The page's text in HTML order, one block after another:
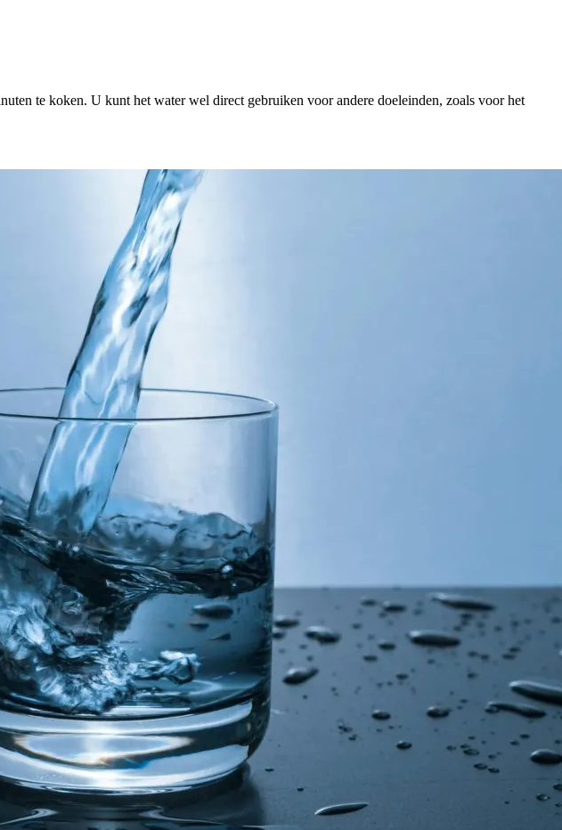
te koken. U kunt het water wel direct gebruiken voor andere doeleinden, zoals voor het